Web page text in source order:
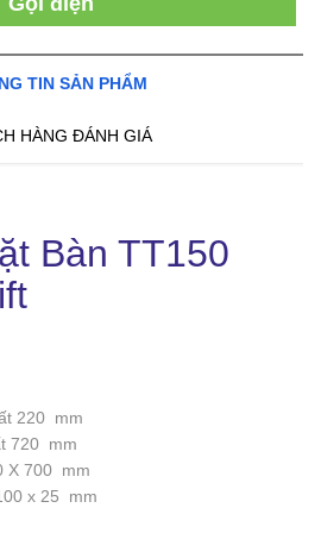
TIN SẢN PHẨM
HÀNG ĐÁNH GIÁ
Bàn TT150
220 mm
720 mm
X 700 mm
x 25 mm